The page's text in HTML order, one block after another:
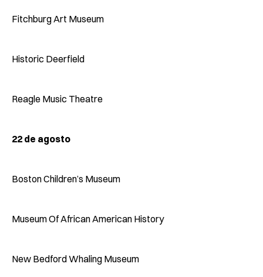
Fitchburg Art Museum
Historic Deerfield
Reagle Music Theatre
22 de agosto
Boston Children’s Museum
Museum Of African American History
New Bedford Whaling Museum